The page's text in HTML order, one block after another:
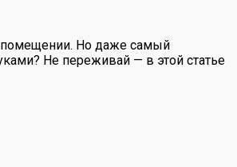
помещении. Но даже самый
Не переживай — в этой статье